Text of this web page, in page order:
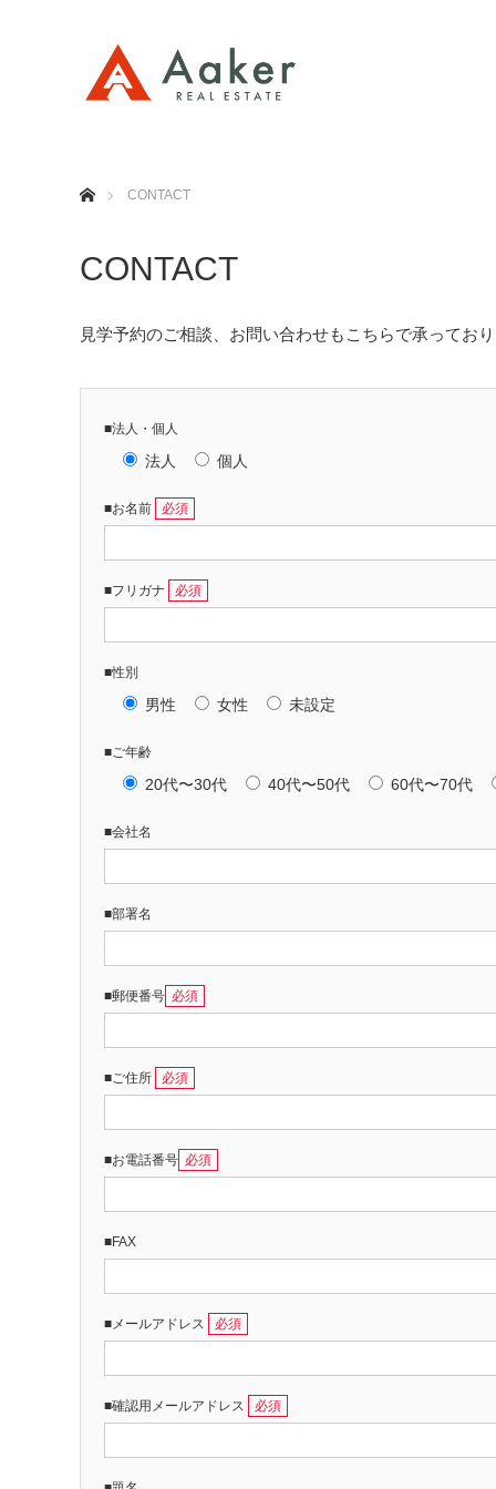
CONTACT
CONTACT
見学予約のご相談、お問い合わせもこちらで承っており
■法人・個人
法人 個人
■お名前 必須
■フリガナ 必須
■性別
男性 女性 未設定
■ご年齢
20代〜30代 40代〜50代 60代〜70代
■会社名
■部署名
■郵便番号 必須
■ご住所 必須
■お電話番号 必須
■FAX
■メールアドレス 必須
■確認用メールアドレス 必須